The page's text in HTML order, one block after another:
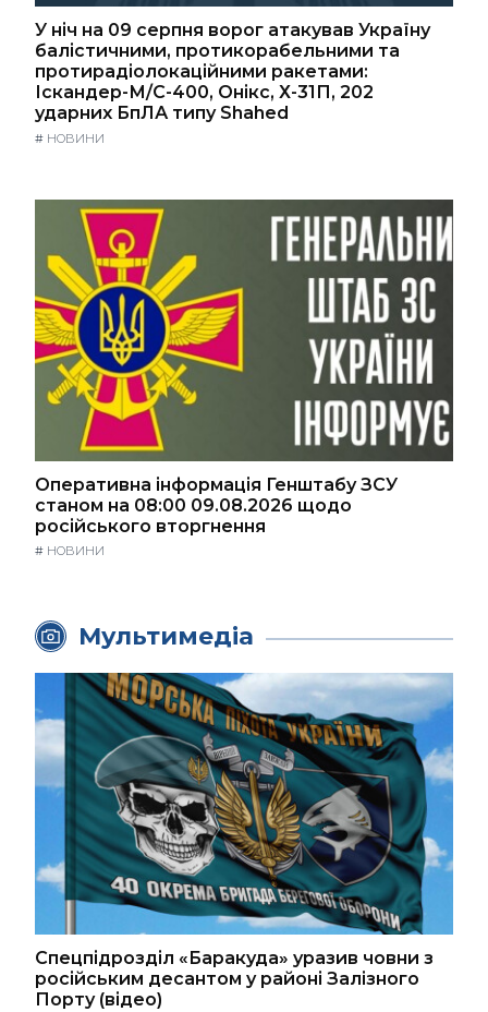
У ніч на 09 серпня ворог атакував Україну
балістичними, протикорабельними та
протирадіолокаційними ракетами:
Іскандер-М/С-400, Онікс, Х-31П, 202
ударних БпЛА типу Shahed
# НОВИНИ
Оперативна інформація Генштабу ЗСУ
станом на 08:00 09.08.2026 щодо
російського вторгнення
# НОВИНИ
Мультимедіа
Спецпідрозділ «Баракуда» уразив човни з
російським десантом у районі Залізного
Порту (відео)